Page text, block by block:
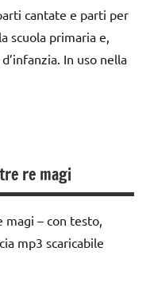
cantate e parti per
scuola primaria e,
In uso nella
re magi
magi – con testo,
mp3 scaricabile